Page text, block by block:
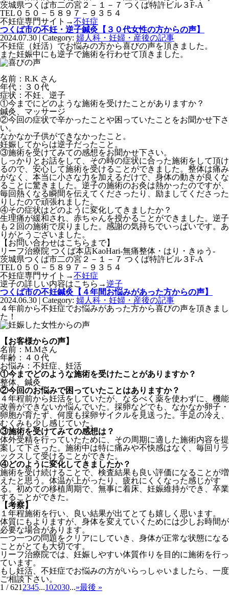
茨城県つくば市二の宮２－１－７ つくば特許ビル３F-A
TEL０５０－５８９７－９３５４
不妊症専門サイト→不妊症
つくば市の不妊・逆子鍼灸【３０代女性の方からの声】
2024.07.30 | Category: 婦人科・妊婦・産後の記事
不妊症（妊活）でお悩みの方から喜びの声を頂きました。
また妊娠中にも逆子で施術を行わせて頂きました。
名前：R.K さん
年代：３０代
症状：不妊、逆子
①今までにどのような施術を受けたことがありますか？
鍼灸、マッサージ
②今回の症状で辛かったことや困っていたことをお聞かせ下さ
い。
なかなか子供ができなかったこと。
妊娠してからは逆子だったこと。
③施術を受けてみての感想をお聞かせ下さい。
しっかりとお話をして、その時の症状に合った施術をして頂け
るので、安心して施術を受けることができました。整体は痛み
がなく、本当に小さな力を加えるだけで、身体の動きが良くな
ることに驚きました。逆子の施術のお灸は熱かったのですが、
毎回熱くなる瞬間を伝えてくださったり、励ましてくださった
りしたので頑張れました。
④その症状はどのように変化してきましたか？
生理痛が緩和され、赤ちゃんを授かることができました。逆子
も２回の施術で戻りました。感謝の気持ちでいっぱいです。あ
りがとうございました。
【お問い合わせはこちらまで】
リーフ治療院 つくば本店KaoHari-無痛整体・はり・きゅう-
茨城県つくば市二の宮２－１－７ つくば特許ビル３F-A
TEL０５０－５８９７－９３５４
不妊症専門サイト→不妊症
逆子の詳しい内容はこちら→逆子
つくば市の不妊鍼灸【４年間お悩みがあった方からの声】
2024.06.30 | Category: 婦人科・妊婦・産後の記事
４年前から不妊症でお悩みがあった方から喜びの声を頂きまし
た！
【お客様からの声】
名前：M.Mさん
年齢：４０代
お悩み：不妊症、妊活
①今までどのような施術を受けたことがありますか？
整体、鍼灸
②今回のお悩みで困っていたことはありますか？
４年程前から妊活をしていたが、なるべく薬を使わずに、機能
改善ができないか悩んでいた。採卵などでも、なかなか卵子・
卵胞が育たず、何度も採卵サイクルを見送った。手足の冷え、
むくみも少し感じていた。
③施術を受けてみての感想は？
体外受精を行っていたために、その周期に適した施術内容を提
案して下さった。施術中は特に痛みや不快感はなく、毎回リラ
ックスして受けることができた。
④どのように変化してきましたか？
施術を受け続けることで、検査結果も良い評価になることが増
えたと思う。体温が上がったり、疲れにくくなった感じがす
る。初めての移植周期で、無事に着床、妊娠維持ができ、卒業
することができた。
【考察】
１年程施術を行い、良い結果が出てとても嬉しく思います。
体質にもよりますが、身体を変えていくためには少しお時間が
必要な場合があります。
一つ一つの問題をクリアにしていき、身体が正常な状態になる
ことがとても大切です。
リーフ治療院では、妊娠しやすい体質作りを目的に施術を行っ
ています。
もし妊活、不妊症でお悩みの方がいらっしゃいましたら、一度
ご相談下さい。
1 / 621 2345...102030...»最後 »